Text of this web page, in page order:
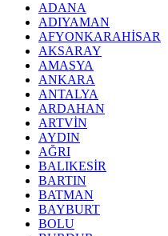
ADANA
ADIYAMAN
AFYONKARAHİSAR
AKSARAY
AMASYA
ANKARA
ANTALYA
ARDAHAN
ARTVİN
AYDIN
AĞRI
BALIKESİR
BARTIN
BATMAN
BAYBURT
BOLU